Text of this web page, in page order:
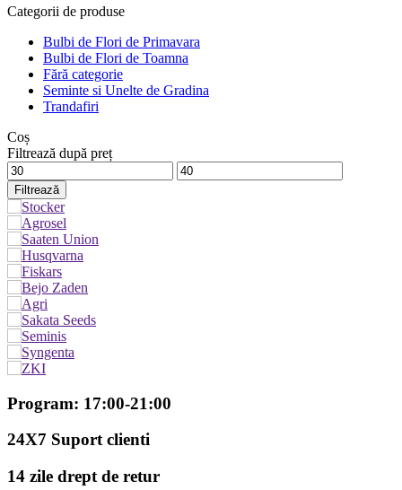
Categorii de produse
Bulbi de Flori de Primavara
Bulbi de Flori de Toamna
Fără categorie
Seminte si Unelte de Gradina
Trandafiri
Coș
Filtrează după preț
Preț
minim
Preț
maxim
Filtrează
Program: 17:00-21:00
24X7 Suport clienti
14 zile drept de retur